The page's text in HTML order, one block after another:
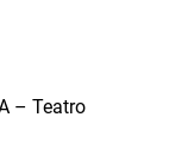
– Teatro